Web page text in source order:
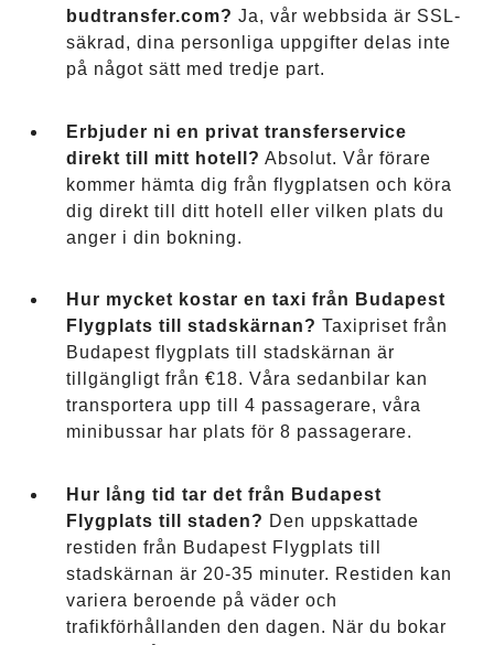
budtransfer.com? Ja, vår webbsida är SSL-
säkrad, dina personliga uppgifter delas inte
på något sätt med tredje part.
Erbjuder ni en privat transferservice
direkt till mitt hotell? Absolut. Vår förare
kommer hämta dig från flygplatsen och köra
dig direkt till ditt hotell eller vilken plats du
anger i din bokning.
Hur mycket kostar en taxi från Budapest
Flygplats till stadskärnan? Taxipriset från
Budapest flygplats till stadskärnan är
tillgängligt från €18. Våra sedanbilar kan
transportera upp till 4 passagerare, våra
minibussar har plats för 8 passagerare.
Hur lång tid tar det från Budapest
Flygplats till staden? Den uppskattade
restiden från Budapest Flygplats till
stadskärnan är 20-35 minuter. Restiden kan
variera beroende på väder och
trafikförhållanden den dagen. När du bokar